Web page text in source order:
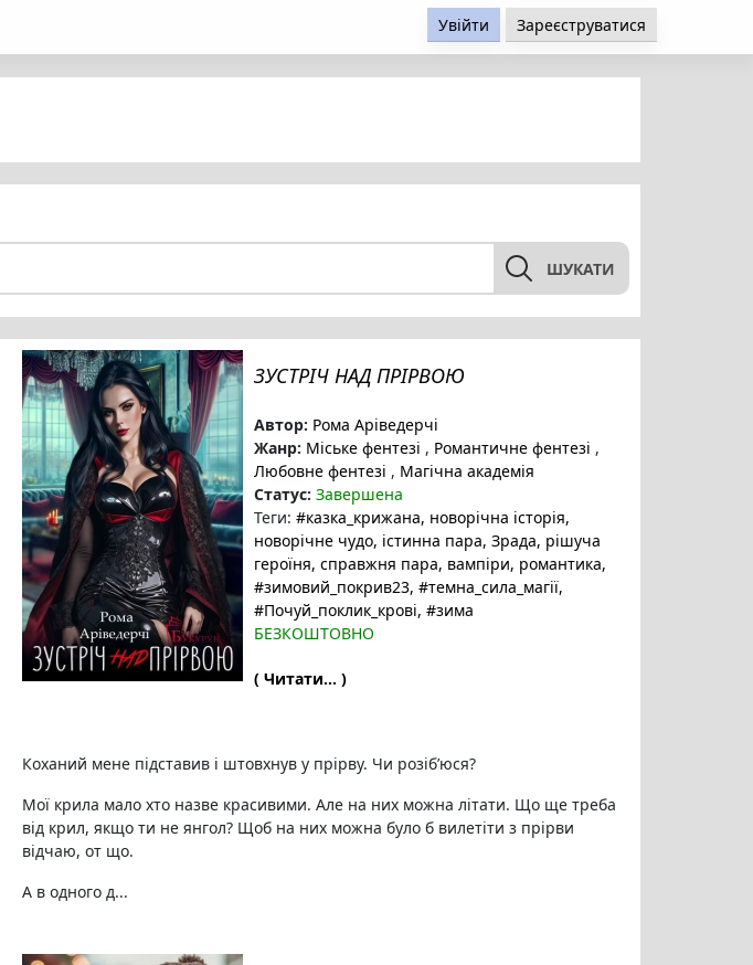
Увійти Зареєструватися
ШУКАТИ
ЗУСТРІЧ НАД ПРІРВОЮ
Автор: Рома Аріведерчі
Жанр: Міське фентезі , Романтичне фентезі ,
Любовне фентезі , Магічна академія
Статус: Завершена
Теги: #казка_крижана, новорічна історія,
новорічне чудо, істинна пара, Зрада, рішуча
героїня, справжня пара, вампіри, романтика,
#зимовий_покрив23, #темна_сила_магії,
#Почуй_поклик_крові, #зима
БЕЗКОШТОВНО
( Читати... )
Коханий мене підставив і штовхнув у прірву. Чи розіб’юся?
Мої крила мало хто назве красивими. Але на них можна літати. Що ще треба
від крил, якщо ти не янгол? Щоб на них можна було б вилетіти з прірви
відчаю, от що.
А в одного д...